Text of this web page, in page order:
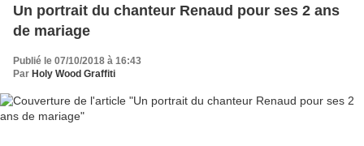
Un portrait du chanteur Renaud pour ses 2 ans
de mariage
Publié le 07/10/2018 à 16:43
Par Holy Wood Graffiti